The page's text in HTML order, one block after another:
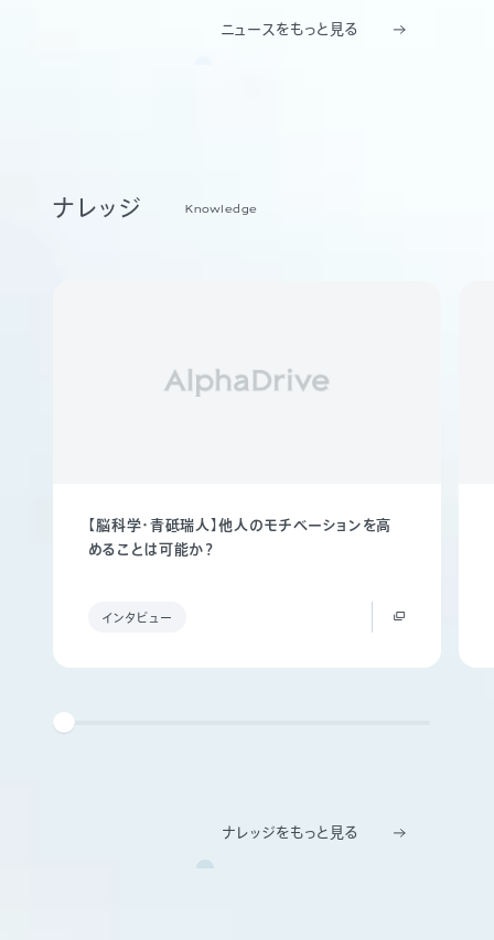
ニュースをもっと見る
ナレッジ Knowledge
【脳科学・青砥瑞人】他人のモチベーションを高
めることは可能か？
インタビュー
ナレッジをもっと見る